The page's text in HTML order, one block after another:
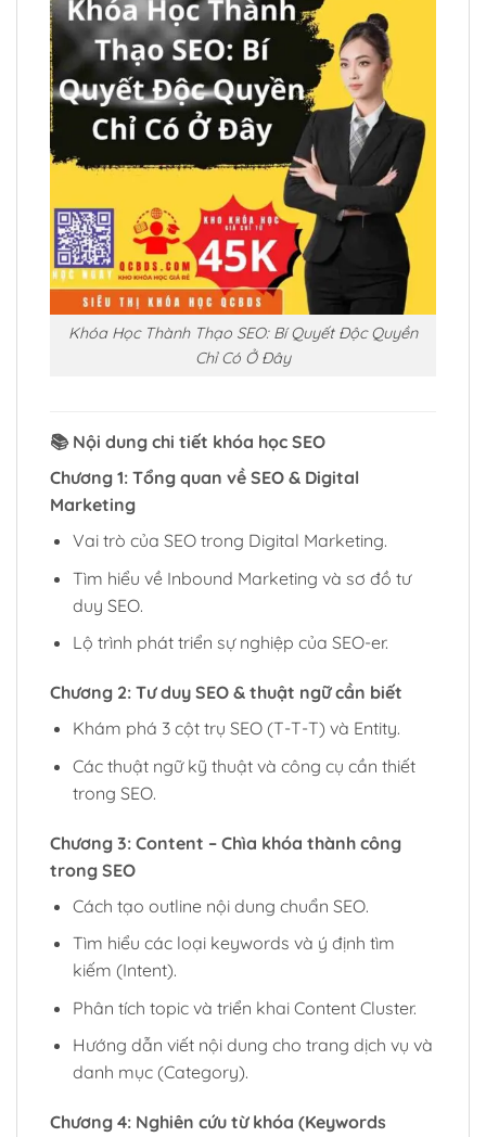
Khóa Học Thành Thạo SEO: Bí Quyết Độc Quyền
Chỉ Có Ở Đây
📚 Nội dung chi tiết khóa học SEO
Chương 1: Tổng quan về SEO & Digital
Marketing
Vai trò của SEO trong Digital Marketing.
Tìm hiểu về Inbound Marketing và sơ đồ tư
duy SEO.
Lộ trình phát triển sự nghiệp của SEO-er.
Chương 2: Tư duy SEO & thuật ngữ cần biết
Khám phá 3 cột trụ SEO (T-T-T) và Entity.
Các thuật ngữ kỹ thuật và công cụ cần thiết
trong SEO.
Chương 3: Content – Chìa khóa thành công
trong SEO
Cách tạo outline nội dung chuẩn SEO.
Tìm hiểu các loại keywords và ý định tìm
kiếm (Intent).
Phân tích topic và triển khai Content Cluster.
Hướng dẫn viết nội dung cho trang dịch vụ và
danh mục (Category).
Chương 4: Nghiên cứu từ khóa (Keywords